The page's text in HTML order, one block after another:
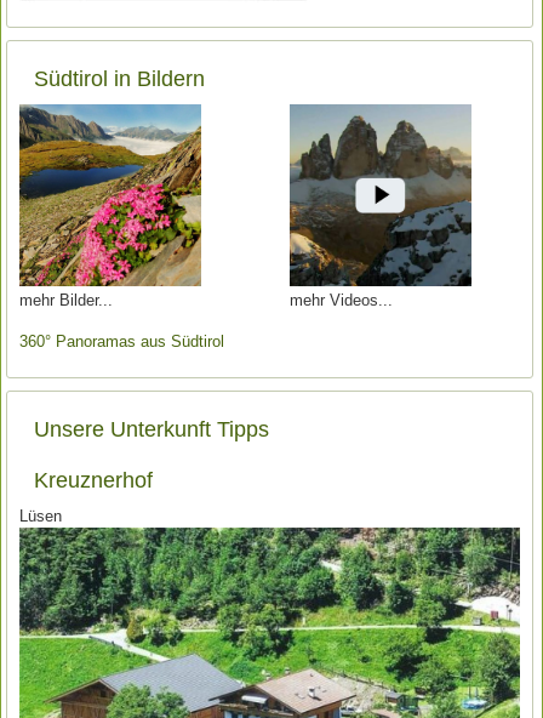
Südtirol in Bildern
mehr Bilder mehr Videos
360° Panoramas aus Südtirol
Unsere Unterkunft Tipps
Kreuznerhof
Lüsen